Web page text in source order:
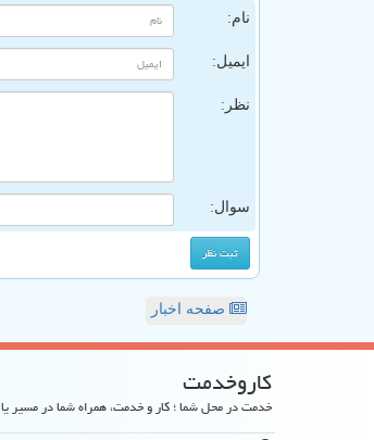
نام:
ایمیل:
نظر:
سوال:
صفحه اخبار
كاروخدمت
خدمت در محل شما ؛ کار و خدمت، همراه شما در مسیر